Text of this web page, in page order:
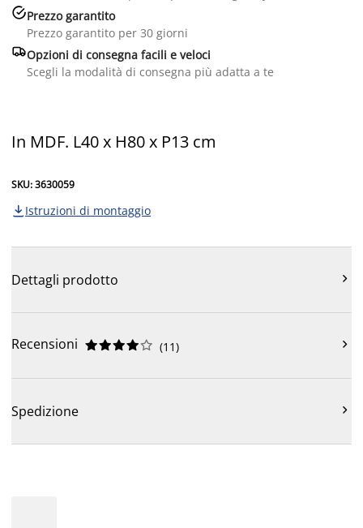
Prezzo garantito
Prezzo garantito per 30 giorni
Opzioni di consegna facili e veloci
Scegli la modalità di consegna più adatta a te
In MDF. L40 x H80 x P13 cm
SKU: 3630059
 Istruzioni di montaggio
Dettagli prodotto 
Recensioni 




 (11) 
Spedizione 